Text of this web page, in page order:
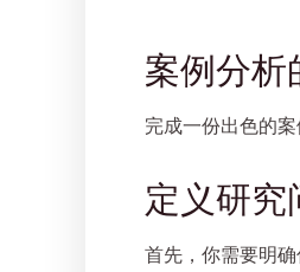
案例分析
完成一份出色的
定义研究
首先，你需要明